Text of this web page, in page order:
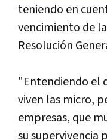
teniendo en
vencimiento de
Resolución
"Entendiendo el
viven las micro,
empresas, que
su supervivencia